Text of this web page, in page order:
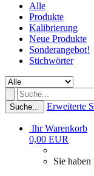
Alle
Produkte
Kalibrierung
Neue Produkte
Sonderangebot!
Stichwörter
Suche... Erweiterte
Ihr Warenkorb
0,00 EUR
Sie